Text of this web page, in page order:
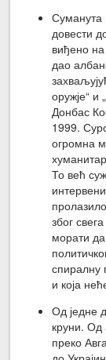
Суманута
довести
виђено
дао
оружје“ и
Донбас
1999.
огромна
То већ
због
морати
спиралну
и која
Од једне
круни. Од
преко